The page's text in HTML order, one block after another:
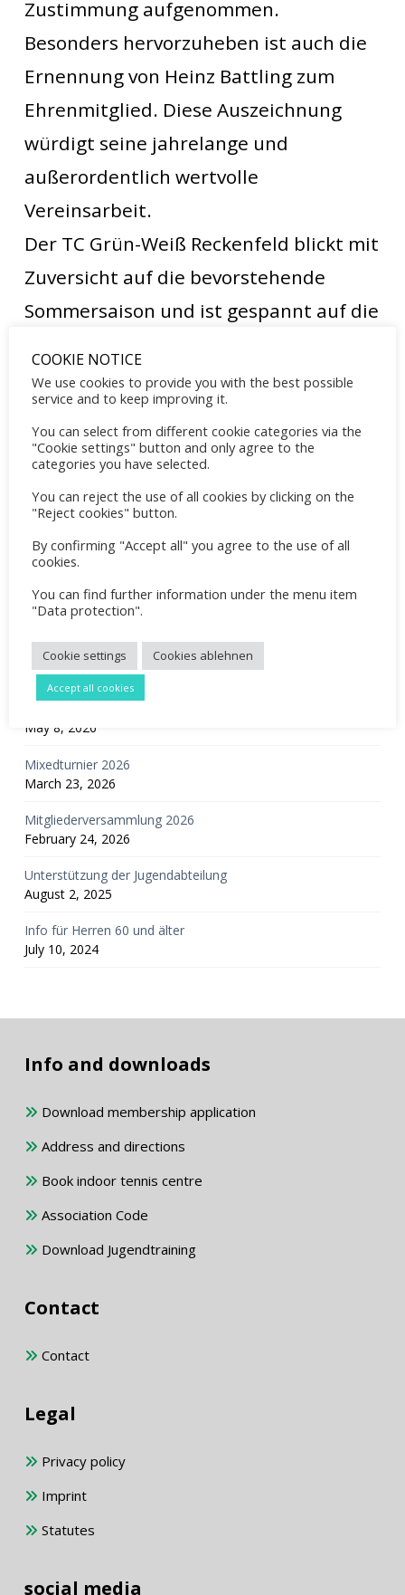
Zustimmung aufgenommen.
Besonders hervorzuheben ist auch die
Ernennung von Heinz Battling zum
Ehrenmitglied. Diese Auszeichnung
würdigt seine jahrelange und
außerordentlich wertvolle
Vereinsarbeit.
Der TC Grün-Weiß Reckenfeld blickt mit
Zuversicht auf die bevorstehende
Sommersaison und ist gespannt auf die
Erfolge.
Recent Posts
Tennis Sommercamp für Kinder und Jugendliche 2026
May 31, 2026
Familientreff 2026
May 8, 2026
May 8, 2026
Mixedturnier 2026
March 23, 2026
Mitgliederversammlung 2026
February 24, 2026
Unterstützung der Jugendabteilung
August 2, 2025
Info für Herren 60 und älter
July 10, 2024
Info and downloads
Download membership application
Address and directions
Book indoor tennis centre
Association Code
Download Jugendtraining
Contact
Contact
Legal
Privacy policy
Imprint
Statutes
social media
COOKIE NOTICE
We use cookies to provide you with the best possible
service and to keep improving it.
You can select from different cookie categories via the
"Cookie settings" button and only agree to the
categories you have selected.
You can reject the use of all cookies by clicking on the
"Reject cookies" button.
By confirming "Accept all" you agree to the use of all
cookies.
You can find further information under the menu item
"Data protection".
Cookie settings Cookies ablehnen
Accept all cookies